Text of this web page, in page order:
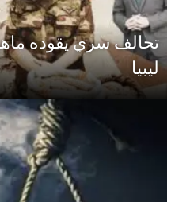
تحالف سري يقوده
ليبيا